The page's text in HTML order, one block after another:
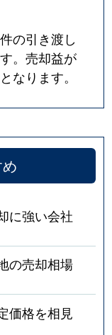
の引き渡し
。売却益が
なります。
に強い会社
の売却相場
価格を相見